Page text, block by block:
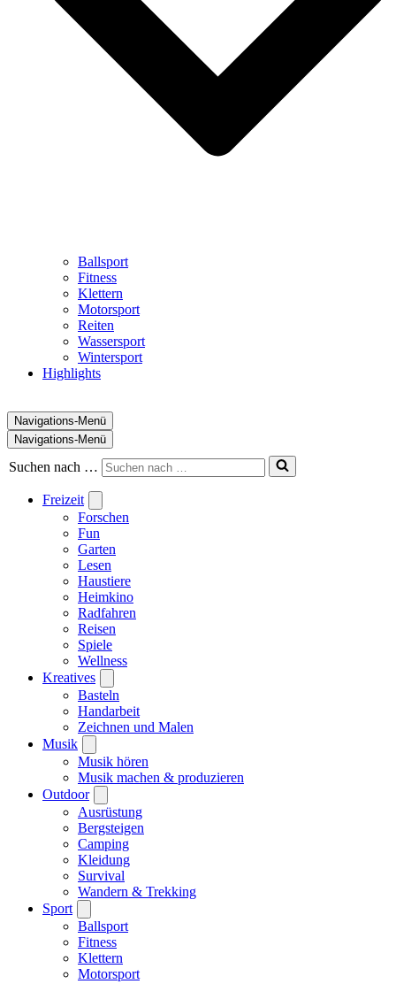
Ballsport
Fitness
Klettern
Motorsport
Reiten
Wassersport
Wintersport
Highlights
Navigations-Menü
Navigations-Menü
Suchen nach …
Freizeit
Forschen
Fun
Garten
Lesen
Haustiere
Heimkino
Radfahren
Reisen
Spiele
Wellness
Kreatives
Basteln
Handarbeit
Zeichnen und Malen
Musik
Musik hören
Musik machen & produzieren
Outdoor
Ausrüstung
Bergsteigen
Camping
Kleidung
Survival
Wandern & Trekking
Sport
Ballsport
Fitness
Klettern
Motorsport